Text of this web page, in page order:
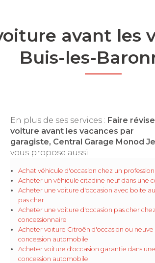
avant les
Buis-les-
En plus de ses services : Faire
voiture avant les vacances par
garagiste, Central Garage Monod
vous propose aussi :
Achat véhicule d'occasion chez un
Acheter un véhicule citadine neuf dans une
Acheter une voiture d'occasion avec boite
pas cher
Acheter une voiture d'occasion pas cher
concessionnaire
Acheter voiture Citroën d'occasion ou neuve
concession automobile
Acheter voiture d'occasion garantie dans une
concession automobile